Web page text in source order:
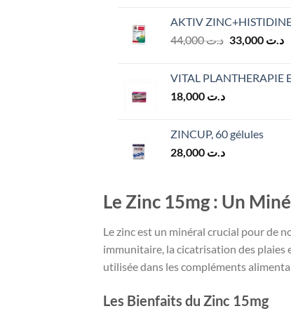
était :
د.ت 44,000.
AKTIV
د.ت44,000
Le
était :
د.ت 33,000
Le
VITAL PLANTHERAPIE
د.ت 18,000
ZINCUP, 60 gélules
د.ت 28,000
Le Zinc 15mg : Un
Le zinc est un minéral crucial pour de
immunitaire, la cicatrisation des plaies
utilisée dans les compléments
Les Bienfaits du Zinc 15mg